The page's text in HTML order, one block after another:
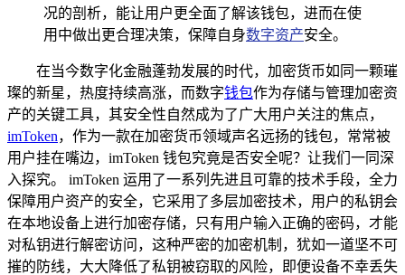
况的剖析，能让用户更全面了解该钱包，进而在使
用中做出更合理决策，保障自身数字资产安全。
在当今数字化金融蓬勃发展的时代，加密货币如同一颗璀
璨的新星，热度持续高涨，而数字钱包作为存储与管理加密资
产的关键工具，其安全性自然成为了广大用户关注的焦点，
imToken，作为一款在加密货币领域声名远扬的钱包，常常被
用户挂在嘴边，imToken 钱包究竟是否安全呢？让我们一同深
入探究。 imToken 运用了一系列先进且可靠的技术手段，全力
保障用户资产的安全，它采用了多层加密技术，用户的私钥会
在本地设备上进行加密存储，只有用户输入正确的密码，才能
对私钥进行解密访问，这种严密的加密机制，犹如一道坚不可
摧的防线，大大降低了私钥被窃取的风险，即便设备不幸丢失